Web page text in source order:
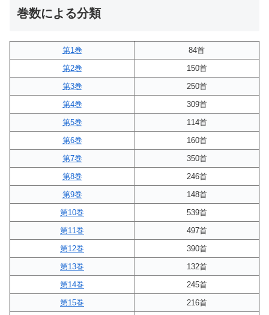
巻数による分類
第1巻
84首
第2巻
150首
第3巻
250首
第4巻
309首
第5巻
114首
第6巻
160首
第7巻
350首
第8巻
246首
第9巻
148首
第10巻
539首
第11巻
497首
第12巻
390首
第13巻
132首
第14巻
245首
第15巻
216首